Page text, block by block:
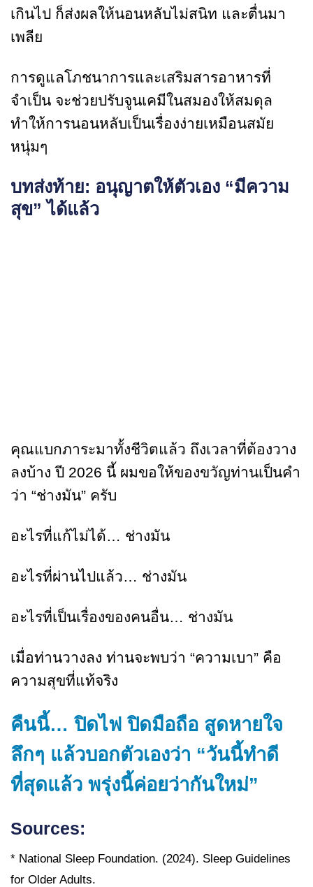
เกินไป ก็ส่งผลให้นอนหลับไม่สนิท และตื่นมา
เพลีย
การดูแลโภชนาการและเสริมสารอาหารที่
จำเป็น จะช่วยปรับจูนเคมีในสมองให้สมดุล
ทำให้การนอนหลับเป็นเรื่องง่ายเหมือนสมัย
หนุ่มๆ
บทส่งท้าย: อนุญาตให้ตัวเอง “มีความ
สุข” ได้แล้ว
คุณแบกภาระมาทั้งชีวิตแล้ว ถึงเวลาที่ต้องวาง
ลงบ้าง ปี 2026 นี้ ผมขอให้ของขวัญท่านเป็นคำ
ว่า “ช่างมัน” ครับ
อะไรที่แก้ไม่ได้… ช่างมัน
อะไรที่ผ่านไปแล้ว… ช่างมัน
อะไรที่เป็นเรื่องของคนอื่น… ช่างมัน
เมื่อท่านวางลง ท่านจะพบว่า “ความเบา” คือ
ความสุขที่แท้จริง
คืนนี้… ปิดไฟ ปิดมือถือ สูดหายใจ
ลึกๆ แล้วบอกตัวเองว่า “วันนี้ทำดี
ที่สุดแล้ว พรุ่งนี้ค่อยว่ากันใหม่”
Sources:
* National Sleep Foundation. (2024). Sleep Guidelines
for Older Adults.